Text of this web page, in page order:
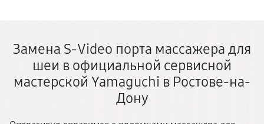
Замена S-Video порта массажера для
шеи в официальной сервисной
мастерской Yamaguchi в Ростове-на-
Дону